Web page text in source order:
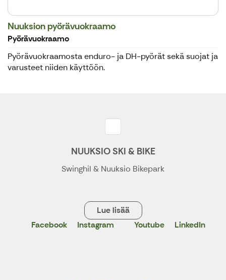
Nuuksion pyörävuokraamo
Pyörävuokraamo
Pyörävuokraamosta enduro- ja DH-pyörät sekä suojat ja
varusteet niiden käyttöön.
NUUKSIO SKI & BIKE
Swinghil & Nuuksio Bikepark
Lue lisää
Facebook
Instagram Youtube LinkedIn